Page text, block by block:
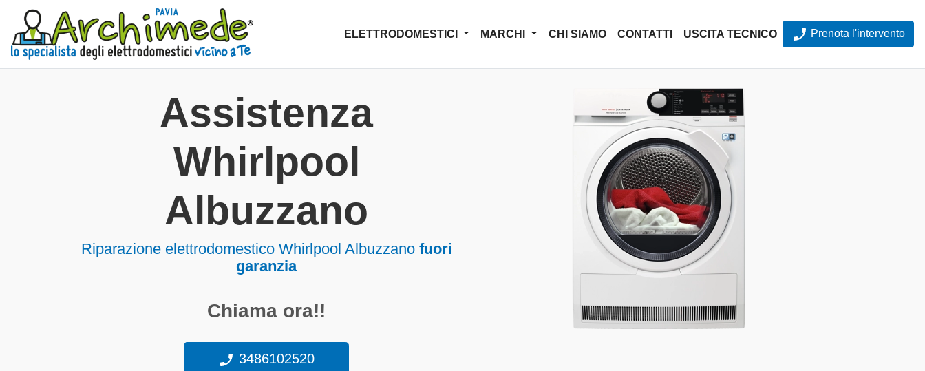
ELETTRODOMESTICI MARCHI CHI SIAMO CONTATTI USCITA TECNICO Prenota l'intervento
Assistenza
Whirlpool
Albuzzano
Riparazione elettrodomestico Whirlpool Albuzzano fuori
garanzia
Chiama ora!!
3486102520